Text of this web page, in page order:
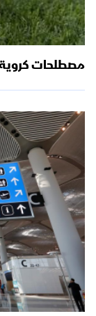
مصطلحات كروية